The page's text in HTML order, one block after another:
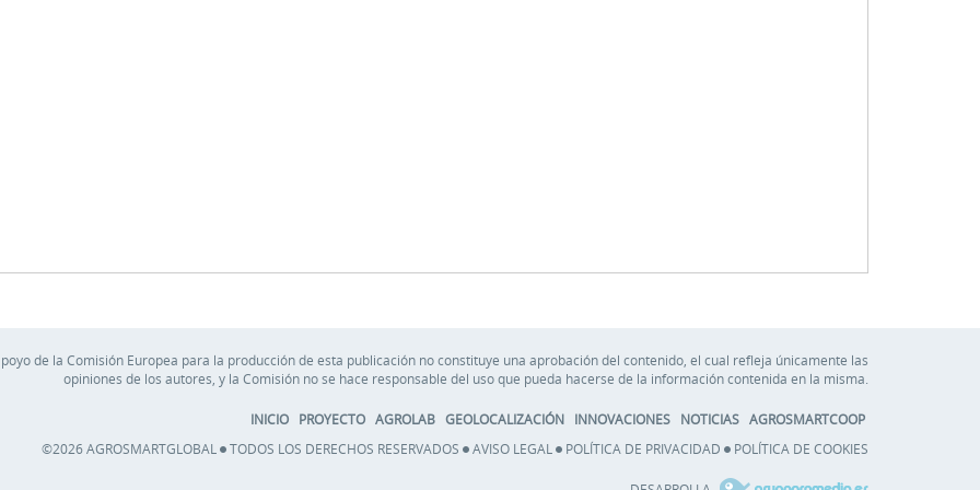
de la Comisión Europea para la producción de esta publicación no constituye una aprobación del contenido, el cual refleja únicamente las
opiniones de los autores, y la Comisión no se hace responsable del uso que pueda hacerse de la información contenida en la misma.
INICIO PROYECTO AGROLAB GEOLOCALIZACIÓN INNOVACIONES NOTICIAS AGROSMARTCOOP
©2026 AGROSMARTGLOBAL
TODOS LOS DERECHOS RESERVADOS AVISO LEGAL POLÍTICA DE PRIVACIDAD POLÍTICA DE COOKIES